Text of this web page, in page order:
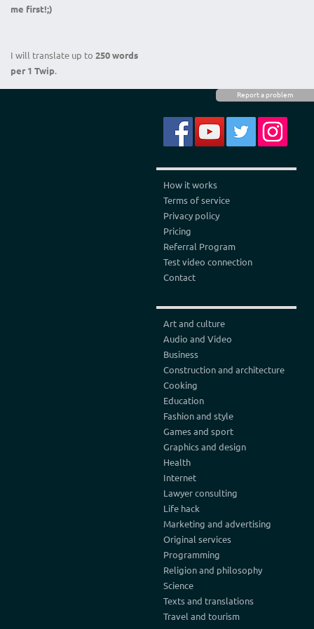
Report a problem
me first!;)
I will translate up to 250 words
per 1 Twip.
How it works
Terms of service
Privacy policy
Pricing
Referral Program
Test video connection
Contact
Art and culture
Audio and Video
Business
Construction and architecture
Cooking
Education
Fashion and style
Games and sport
Graphics and design
Health
Internet
Lawyer consulting
Life hack
Marketing and advertising
Original services
Programming
Religion and philosophy
Science
Texts and translations
Travel and tourism